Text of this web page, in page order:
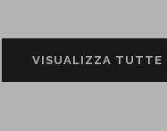
VISUALIZZA TUTTE